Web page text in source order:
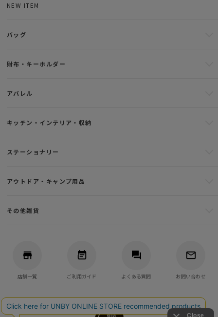
NEW ITEM
バッグ
財布・キーホルダー
アパレル
キッチン・インテリア・収納
ステーショナリー
アウトドア・キャンプ用品
その他雑貨
店舗一覧 ご利用ガイド よくある質問 お問い合わせ